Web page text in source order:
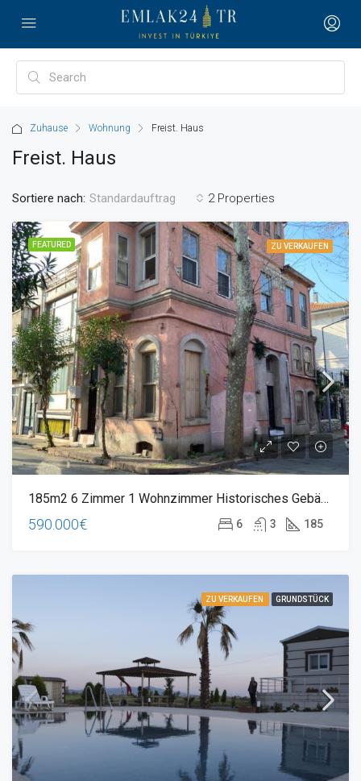
Zuhause Wohnung Freist. Haus
Freist. Haus
2 Properties
Sortiere nach: Standardauftrag
FEATURED ZU VERKAUFEN
185m2 6 Zimmer 1 Wohnzimmer Historisches Gebäude Im Zentrum Von Buyukada, Nahe Dem Meer
590.000€ 6 3 185
ZU VERKAUFEN GRUNDSTÜCK